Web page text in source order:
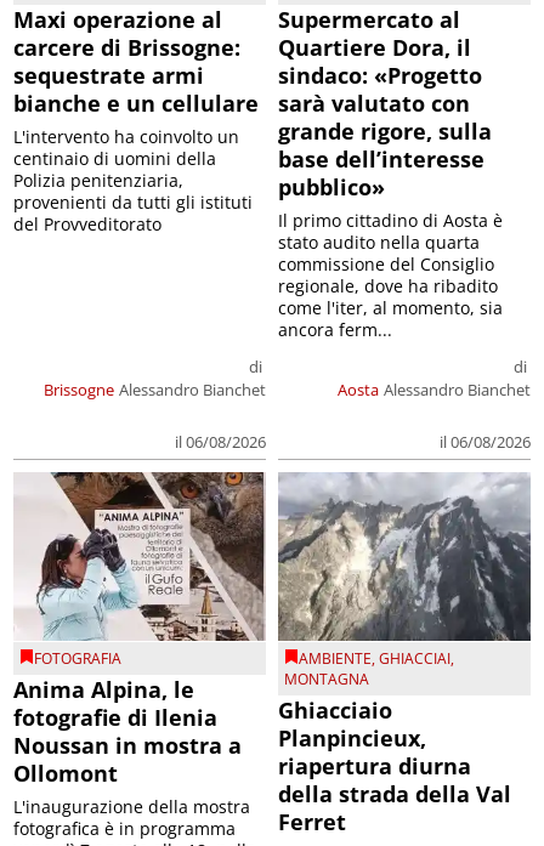
Maxi operazione al
carcere di Brissogne:
sequestrate armi
bianche e un cellulare
Brissogne
di
Alessandro Bianchet
il 06/08/2026
L'intervento ha coinvolto un
centinaio di uomini della
Polizia penitenziaria,
provenienti da tutti gli istituti
del Provveditorato
Supermercato al
Quartiere Dora, il
sindaco: «Progetto
sarà valutato con
grande rigore, sulla
base dell’interesse
pubblico»
Aosta
di
Alessandro Bianchet
il 06/08/2026
Il primo cittadino di Aosta è
stato audito nella quarta
commissione del Consiglio
regionale, dove ha ribadito
come l'iter, al momento, sia
ancora ferm...
FOTOGRAFIA
Anima Alpina, le
fotografie di Ilenia
Noussan in mostra a
Ollomont
L'inaugurazione della mostra
fotografica è in programma
AMBIENTE,GHIACCIAI,
MONTAGNA
Ghiacciaio
Planpincieux,
riapertura diurna
della strada della Val
Ferret